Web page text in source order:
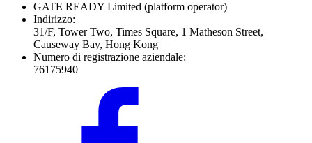
GATE READY Limited (platform operator)
Indirizzo:
31/F, Tower Two, Times Square, 1 Matheson Street,
Causeway Bay, Hong Kong
Numero di registrazione aziendale:
76175940